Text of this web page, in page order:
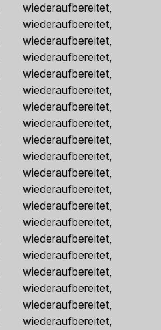
wiederaufbereitet,
wiederaufbereitet,
wiederaufbereitet,
wiederaufbereitet,
wiederaufbereitet,
wiederaufbereitet,
wiederaufbereitet,
wiederaufbereitet,
wiederaufbereitet,
wiederaufbereitet,
wiederaufbereitet,
wiederaufbereitet,
wiederaufbereitet,
wiederaufbereitet,
wiederaufbereitet,
wiederaufbereitet,
wiederaufbereitet,
wiederaufbereitet,
wiederaufbereitet,
wiederaufbereitet,